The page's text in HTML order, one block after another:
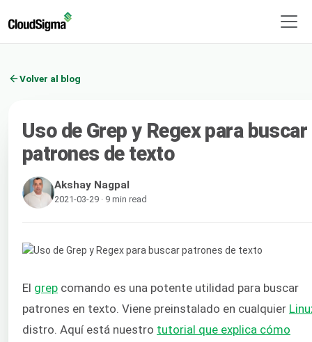
Volver al blog
Uso de Grep y Regex para buscar
patrones de texto
Akshay Nagpal
2021-03-29 · 9 min read
El grep comando es una potente utilidad para buscar
patrones en texto. Viene preinstalado en cualquier
distro. Aquí está nuestro tutorial que explica cómo